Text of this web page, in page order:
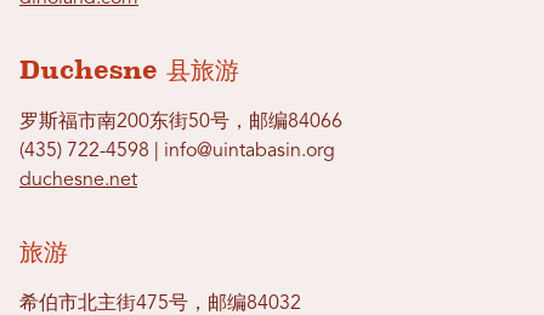
Duchesne 县旅游
罗斯福市南200东街50号，邮编84066
(435) 722-4598 | info@uintabasin.org
duchesne.net
旅游
希伯市北主街475号，邮编84032